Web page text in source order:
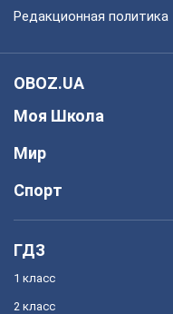
Редакционная политика
OBOZ.UA
Моя Школа
Мир
Спорт
ГДЗ
1 класс
2 класс